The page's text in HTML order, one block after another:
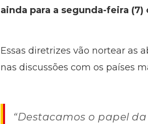
ainda para a segunda-feira
Essas diretrizes vão nortear as
nas discussões com os países
“Destacamos o papel